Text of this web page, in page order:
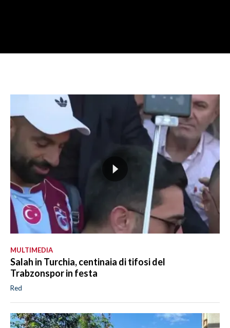
MULTIMEDIA
Salah in Turchia, centinaia di tifosi del
Trabzonspor in festa
Red